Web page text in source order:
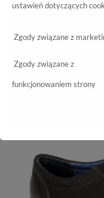
Półbuty
ustawień dotyczących
Zgody związane z
Zgody związane z
funkcjonowaniem strony